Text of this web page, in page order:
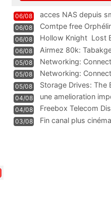
06/08 acces NAS depuis
06/08 Comtpe free
06/08 Hollow Knight  Lost
06/08
Airmez 80k:
Technologie und
05/08 Networking:
05/08
Networking:
Information
05/08
Storage Drives: The
Management
04/08
une amelioration
WIFI
04/08
Freebox Telecom
Communi
03/08 Fin canal plus